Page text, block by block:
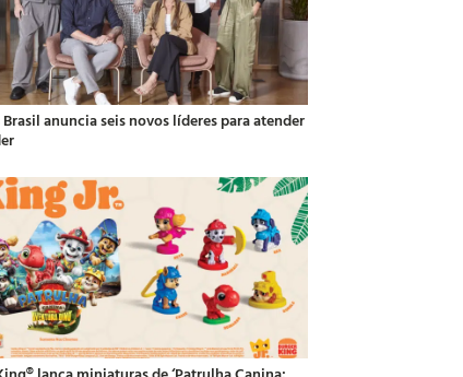
anuncia seis novos líderes para atender